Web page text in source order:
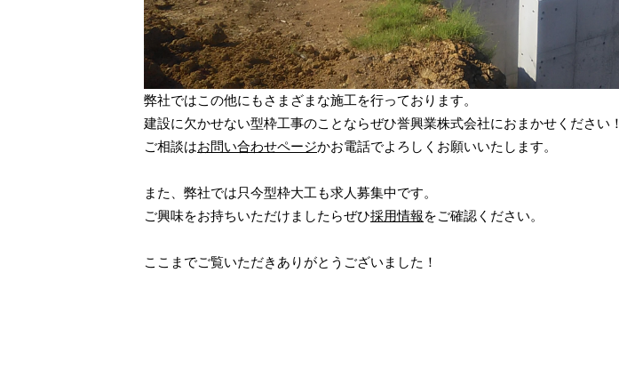
弊社ではこの他にもさまざまな施工を行っております。
建設に欠かせない型枠工事のことならぜひ誉興業株式会社におまかせください！
ご相談はお問い合わせページかお電話でよろしくお願いいたします。
また、弊社では只今型枠大工も求人募集中です。
ご興味をお持ちいただけましたらぜひ採用情報をご確認ください。
ここまでご覧いただきありがとうございました！